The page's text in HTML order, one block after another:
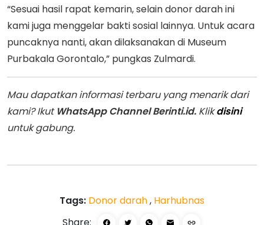
“Sesuai hasil rapat kemarin, selain donor darah ini
kami juga menggelar bakti sosial lainnya. Untuk acara
puncaknya nanti, akan dilaksanakan di Museum
Purbakala Gorontalo,” pungkas Zulmardi.
Mau dapatkan informasi terbaru yang menarik dari
kami? Ikut WhatsApp Channel Berinti.id. Klikdisini
untuk gabung.
Tags: Donor darah, Harhubnas